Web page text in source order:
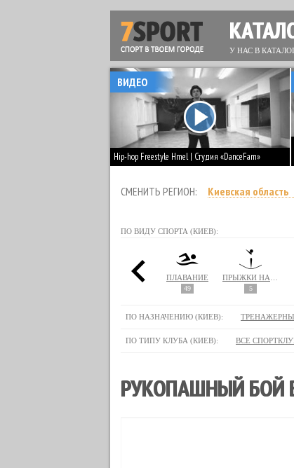
У НАС В
Hip-hop Freestyle Hmel | Студия «DanceFam»
ВИДЕО
СМЕНИТЬ РЕГИОН: Киевская область
ПО ВИДУ СПОРТА (КИЕВ):
ПИЛАТЕС ПЛАВАНИЕ
49 5
ПО НАЗНАЧЕНИЮ (КИЕВ):
ПО ТИПУ КЛУБА (КИЕВ): ВСЕ
РУКОПАШНЫЙ БОЙ